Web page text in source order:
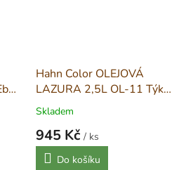
Hahn Color OLEJOVÁ
LAZURA 2,5L OL-11 Týk -
Teak
Skladem
945 Kč / ks
Měrná
cena: Do košíku